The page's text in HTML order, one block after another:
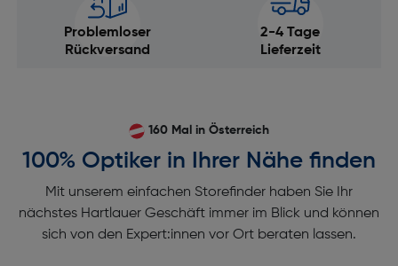
Problemloser
Rückversand
2-4 Tage
Lieferzeit
160 Mal in Österreich
100% Optiker in Ihrer Nähe finden
Mit unserem einfachen Storefinder haben Sie Ihr
nächstes Hartlauer Geschäft immer im Blick und können
sich von den Expert:innen vor Ort beraten lassen.